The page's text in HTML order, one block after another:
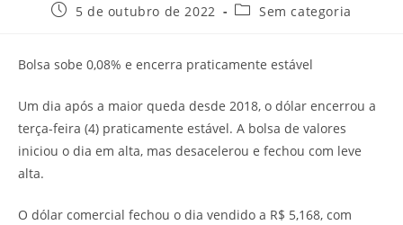
5 de outubro de 2022 Sem categoria
Bolsa sobe 0,08% e encerra praticamente estável
Um dia após a maior queda desde 2018, o dólar encerrou a
terça-feira (4) praticamente estável. A bolsa de valores
iniciou o dia em alta, mas desacelerou e fechou com leve
alta.
O dólar comercial fechou o dia vendido a R$ 5,168, com